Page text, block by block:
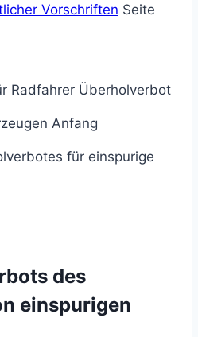
Vorschriften Seite
für einspurige
des
einspurigen